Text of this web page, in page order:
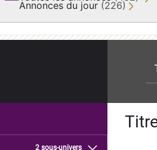
Annonces du jour (226)
2 sous-univers